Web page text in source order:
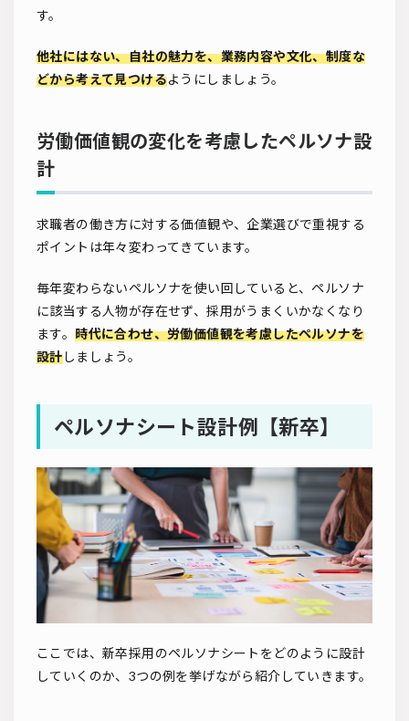
す。
他社にはない、自社の魅力を、業務内容や文化、制度な
どから考えて見つけるようにしましょう。
労働価値観の変化を考慮したペルソナ設
計
求職者の働き方に対する価値観や、企業選びで重視する
ポイントは年々変わってきています。
毎年変わらないペルソナを使い回していると、ペルソナ
に該当する人物が存在せず、採用がうまくいかなくなり
ます。時代に合わせ、労働価値観を考慮したペルソナを
設計しましょう。
ペルソナシート設計例【新卒】
ここでは、新卒採用のペルソナシートをどのように設計
していくのか、3つの例を挙げながら紹介していきます。